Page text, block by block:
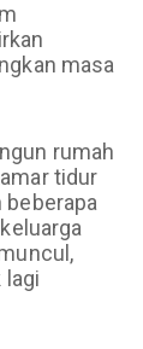
masa
rumah
tidur
beberapa
lagi